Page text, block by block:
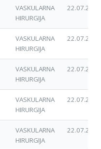
VASKULARNA
HIRURGIJA
22.07.2025
VASKULARNA
HIRURGIJA
22.07.2025
VASKULARNA
HIRURGIJA
22.07.2025
VASKULARNA
HIRURGIJA
22.07.2025
VASKULARNA
HIRURGIJA
22.07.2025